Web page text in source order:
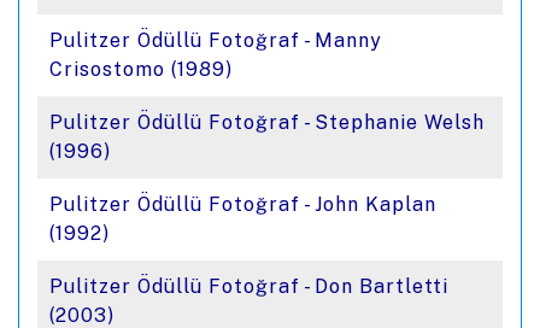
Pulitzer Ödüllü Fotoğraf - Manny
Crisostomo (1989)
Pulitzer Ödüllü Fotoğraf - Stephanie Welsh
(1996)
Pulitzer Ödüllü Fotoğraf - John Kaplan
(1992)
Pulitzer Ödüllü Fotoğraf - Don Bartletti
(2003)